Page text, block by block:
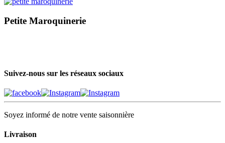
Petite Maroquinerie
Suivez-nous sur les réseaux sociaux
Soyez informé de notre vente saisonnière
Livraison